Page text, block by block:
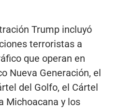
Trump incluyó
terroristas a
que operan en
Nueva Generación, el
del Golfo, el Cártel
Michoacana y los